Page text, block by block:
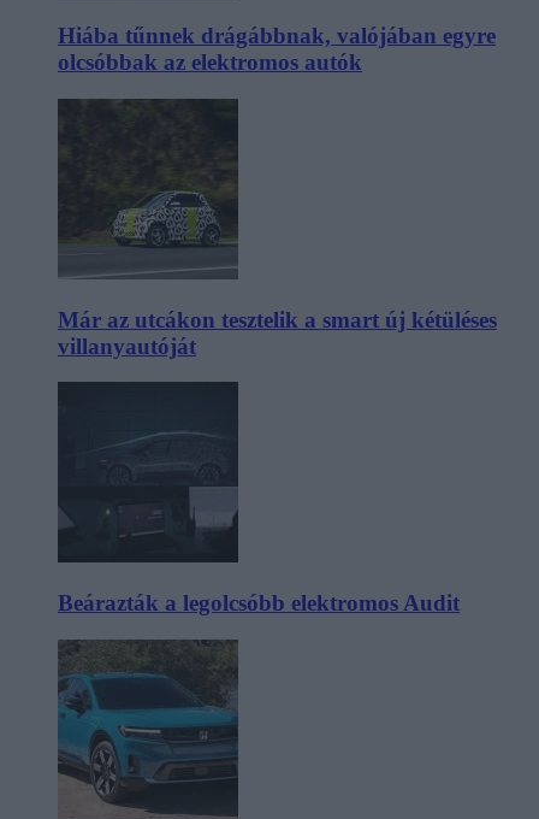
Hiába tűnnek drágábbnak, valójában egyre
olcsóbbak az elektromos autók
Már az utcákon tesztelik a smart új kétüléses
villanyautóját
Beárazták a legolcsóbb elektromos Audit